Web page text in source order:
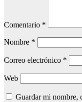
Comentario *
Nombre *
Correo electrónico *
Web
Guardar mi nombre,